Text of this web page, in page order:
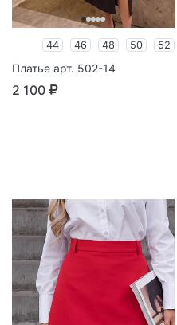
44 46 48 50 52
Платье арт. 502-14
2 100